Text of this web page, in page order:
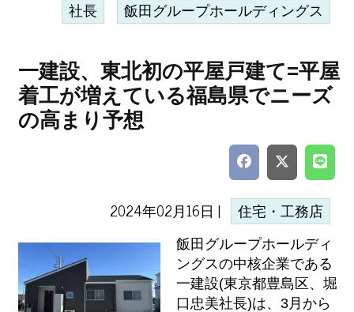
社長 飯田グループホールディングス
一建設、東北初の平屋戸建て=平屋
着工が増えている福島県でニーズ
の高まり予想
2024年02月16日 | 住宅・工務店
飯田グループホールディ
ングスの中核企業である
一建設(東京都豊島区、堀
口忠美社長)は、3月から